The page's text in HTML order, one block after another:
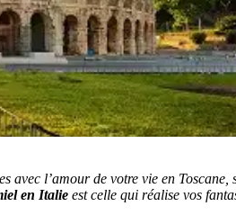
avec l’amour de votre vie en Toscane,
en Italie est celle qui réalise vos